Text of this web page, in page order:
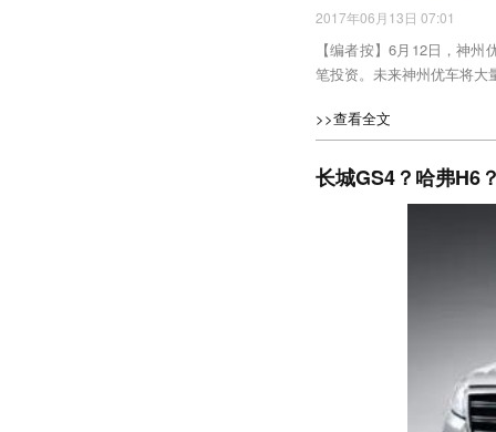
2017年06月13日 07:01
【编者按】6月12日，神
笔投资。未来神州优车将大
>>查看全文
长城GS4？哈弗H6